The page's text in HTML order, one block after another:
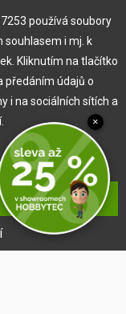
používá soubory
souhlasem i mj. k
Kliknutím na tlačítko
předáním údajů o
i na sociálních sítích a
cookies:
funkcí, které se
např. by nebylo
×